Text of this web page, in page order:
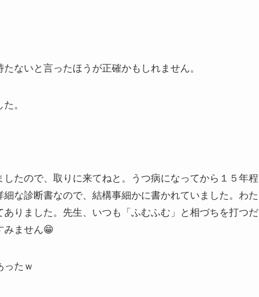
ないと言ったほうが正確かもしれません。
。
たので、取りに来てねと。うつ病になってから１５年程
な診断書なので、結構事細かに書かれていました。わた
りました。先生、いつも「ふむふむ」と相づちを打つだ
みません😁
ったｗ